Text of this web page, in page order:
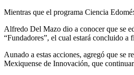
Mientras que el programa Ciencia
Alfredo Del Mazo dio a conocer que se
“Fundadores”, el cual estará concluido a
Aunado a estas acciones, agregó que se
Mexiquense de Innovación, que